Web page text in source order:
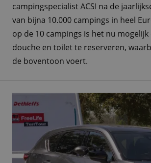
campingspecialist ACSI na de
van bijna 10.000 campings in heel
op de 10 campings is het nu mogelijk
douche en toilet te reserveren,
de boventoon voert.